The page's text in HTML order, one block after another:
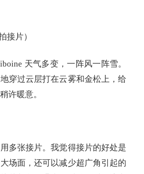
接片）
天气多变，一阵风一阵雪。
穿过云层打在云雾和金松上，给
许暖意。
多张接片。我觉得接片的好处是
场面，还可以减少超广角引起的